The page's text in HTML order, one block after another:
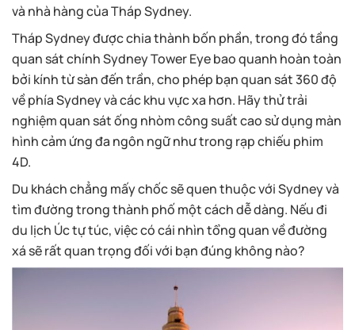
và nhà hàng của Tháp Sydney.
Tháp Sydney được chia thành bốn phần, trong đó tầng
quan sát chính Sydney Tower Eye bao quanh hoàn toàn
bởi kính từ sàn đến trần, cho phép bạn quan sát 360 độ
về phía Sydney và các khu vực xa hơn. Hãy thử trải
nghiệm quan sát ống nhòm công suất cao sử dụng màn
hình cảm ứng đa ngôn ngữ như trong rạp chiếu phim
4D.
Du khách chẳng mấy chốc sẽ quen thuộc với Sydney và
tìm đường trong thành phố một cách dễ dàng. Nếu đi
du lịch Úc tự túc, việc có cái nhìn tổng quan về đường
xá sẽ rất quan trọng đối với bạn đúng không nào?